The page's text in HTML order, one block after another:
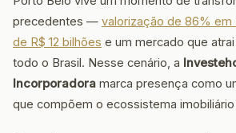
precedentes — valorização de 86% em
de R$ 12 bilhões e um mercado que
todo o Brasil. Nesse cenário, a
Incorporadora marca presença como
que compõem o ecossistema